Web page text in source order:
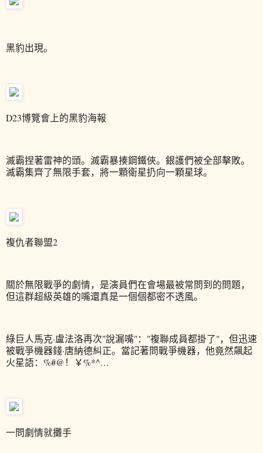
黑豹出現。
D23博覽會上的黑豹海報
滅霸捏著雷神的頭。滅霸暴揍鋼鐵俠。銀護們被全部擊敗。
滅霸集齊了無限手套，將一顆衛星扔向一顆星球。
複仇者聯盟2
關於無限戰爭的劇情，是演員們在會場最被常問到的問題，
但這群超級英雄的嘴還真是一個個都密不透風。
綠巨人馬克·盧法洛再次"說漏嘴"："複聯成員都掛了"，但迅速
被戰爭機器錢·唐納德糾正。當記著問戰爭機器，他竟然飆起
火星語：%#@！￥%*^…
一問劇情就攤手